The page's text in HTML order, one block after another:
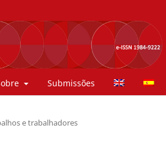
Submissões
e trabalhadores